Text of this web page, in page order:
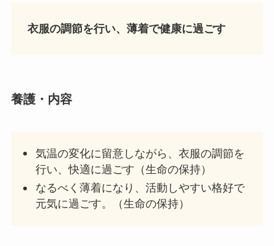
衣服の調節を行い、薄着で健康に過ごす
養護・内容
気温の変化に留意しながら、衣服の調節を
行い、快適に過ごす（生命の保持）
なるべく薄着になり、活動しやすい格好で
元気に過ごす。（生命の保持）